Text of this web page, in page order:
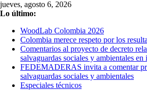
Saltar
al
jueves, agosto 6, 2026
Lo último:
WoodLab Colombia 2026
Colombia merece respeto por los
Comentarios al proyecto de decreto
salvaguardas sociales y ambientales
FEDEMADERAS invita a comentar
salvaguardas sociales y ambientales
Especiales técnicos